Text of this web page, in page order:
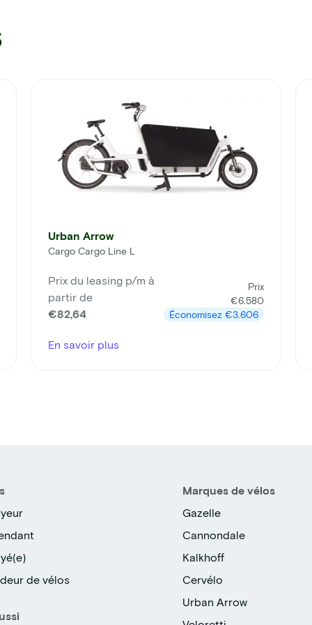
Urban Arrow
Cargo Cargo Line L
Prix du leasing p/m à
partir de
€82,64
Prix
€6.580
Économisez €3.606
En savoir plus
de vélos
Marques de vélos
Gazelle
Cannondale
Kalkhoff
Cervélo
Urban Arrow